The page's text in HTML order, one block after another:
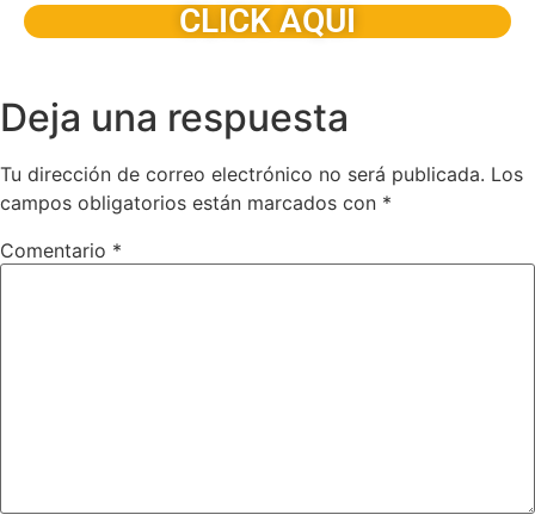
CLICK AQUI
Deja una respuesta
Tu dirección de correo electrónico no será publicada. Los
campos obligatorios están marcados con *
Comentario *